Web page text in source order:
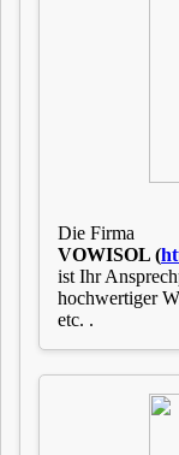
Die Firma
VOWISOL (
ist Ihr
hochwertiger
etc. .